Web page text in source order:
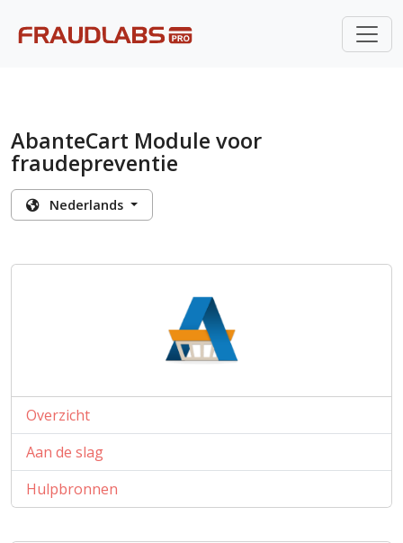
AbanteCart Module voor
fraudepreventie
Nederlands
Overzicht
Aan de slag
Hulpbronnen